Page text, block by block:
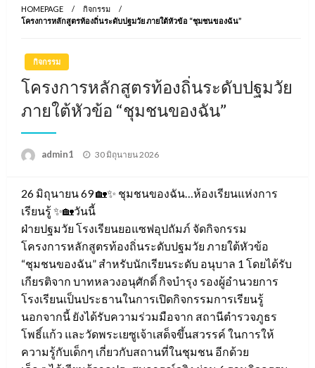
HOMEPAGE
กิจกรรม
โครงการหลักสูตรท้องถิ่นระดับปฐมวัย ภายใต้หัวข้อ “ชุมชนของฉัน”
กิจกรรม
โครงการหลักสูตรท้องถิ่นระดับปฐมวัย
ภายใต้หัวข้อ “ชุมชนของฉัน”
admin1
Posted
30 มิถุนายน 2026
26 มิถุนายน 69 🏡✨ ชุมชนของฉัน…ห้องเรียนแห่งการ
เรียนรู้ ✨🏡วันนี้
ฝ่ายปฐมวัย โรงเรียนยอแซฟอุปถัมภ์ จัดกิจกรรม
โครงการหลักสูตรท้องถิ่นระดับปฐมวัย ภายใต้หัวข้อ
“ชุมชนของฉัน” สำหรับนักเรียนระดับ อนุบาล 1 โดยได้รับ
เกียรติจาก บาทหลวงอนุศักดิ์ กิจบำรุง รองผู้อำนวยการ
โรงเรียนเป็นประธานในการเปิดกิจกรรมการเรียนรู้
นอกจากนี้ ยังได้รับความร่วมมือจาก สถานีตำรวจภูธร
โพธิ์แก้ว และวัดพระเยซูเจ้าเสด็จขึ้นสวรรค์ ในการให้
ความรู้กับเด็กๆ เกี่ยวกับสถานที่ในชุมชน อีกด้วย